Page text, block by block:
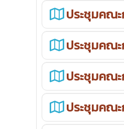
ประชุมคณ
ประชุมคณ
ประชุมคณ
ประชุมคณ